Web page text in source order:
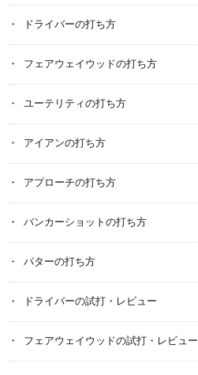
ドライバーの打ち方
フェアウェイウッドの打ち方
ユーテリティの打ち方
アイアンの打ち方
アプローチの打ち方
バンカーショットの打ち方
パターの打ち方
ドライバーの試打・レビュー
フェアウェイウッドの試打・レビュー